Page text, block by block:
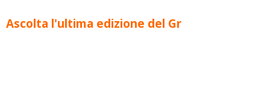
Ascolta l'ultima edizione del Gr